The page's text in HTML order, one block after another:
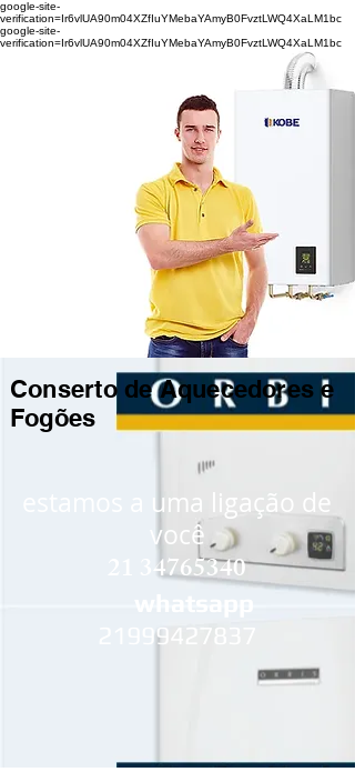
google-site-
verification=Ir6vlUA90m04XZfIuYMebaYAmyB0FvztLWQ4XaLM1bc
google-site-
verification=Ir6vlUA90m04XZfIuYMebaYAmyB0FvztLWQ4XaLM1bc
Conserto de Aquecedores e
Fogões
estamos a uma ligação de
você
21 34765340
21999427837